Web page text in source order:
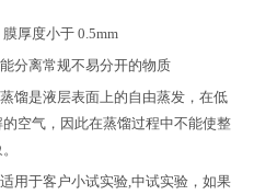
厚度小于 0.5mm
分离常规不易分开的物质
馏是液层表面上的自由蒸发，在低
空气，因此在蒸馏过程中不能使整
用于客户小试实验 中试实验，如果